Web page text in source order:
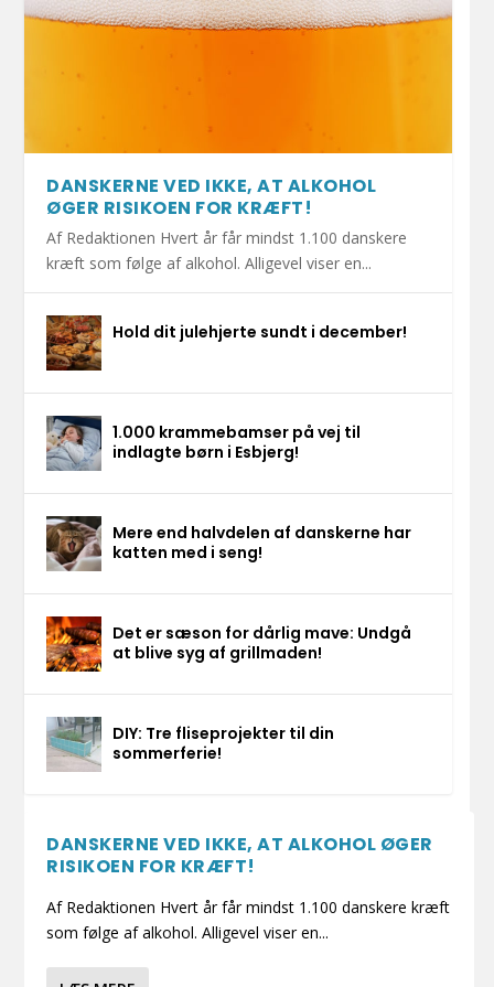
DANSKERNE VED IKKE, AT ALKOHOL
ØGER RISIKOEN FOR KRÆFT!
Af Redaktionen Hvert år får mindst 1.100 danskere
kræft som følge af alkohol. Alligevel viser en...
Hold dit julehjerte sundt i december!
1.000 krammebamser på vej til
indlagte børn i Esbjerg!
Mere end halvdelen af danskerne har
katten med i seng!
Det er sæson for dårlig mave: Undgå
at blive syg af grillmaden!
DIY: Tre fliseprojekter til din
sommerferie!
DANSKERNE VED IKKE, AT ALKOHOL ØGER
RISIKOEN FOR KRÆFT!
Af Redaktionen Hvert år får mindst 1.100 danskere kræft
som følge af alkohol. Alligevel viser en...